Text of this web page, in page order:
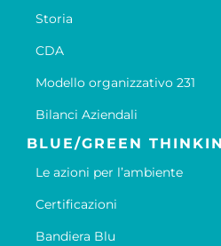
Storia
CDA
Modello organizzativo 231
Bilanci Aziendali
BLUE/GREEN
Le azioni per l’ambiente
Certificazioni
Bandiera Blu